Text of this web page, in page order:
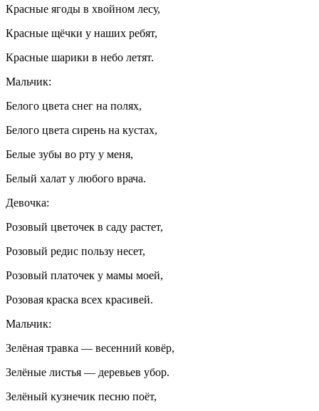
Красные ягоды в хвойном лесу,
Красные щёчки у наших ребят,
Красные шарики в небо летят.
Мальчик:
Белого цвета снег на полях,
Белого цвета сирень на кустах,
Белые зубы во рту у меня,
Белый халат у любого врача.
Девочка:
Розовый цветочек в саду растет,
Розовый редис пользу несет,
Розовый платочек у мамы моей,
Розовая краска всех красивей.
Мальчик:
Зелёная травка — весенний ковёр,
Зелёные листья — деревьев убор.
Зелёный кузнечик песню поёт,